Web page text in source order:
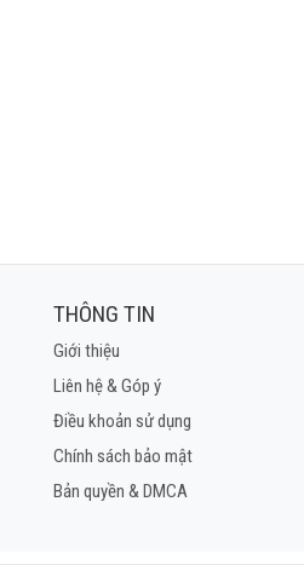
THÔNG TIN
Giới thiệu
Liên hệ & Góp ý
Điều khoản sử dụng
Chính sách bảo mật
Bản quyền & DMCA